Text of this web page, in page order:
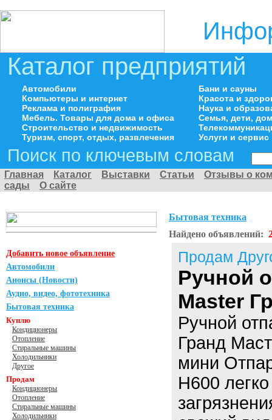
Каталог предприятий
Автомобили
Компьютеры и интернет
Реклама и полиграфия
Мебель. Товары для дома и офиса
Строительство и недвижимость
Туризм, спорт, отдых, развлечения
Бани и сауны
Красота и
Наука и
Семья, дети,
Услуги и сервис
Поиск по ключевым словам
Главная Каталог Выставки Статьи
Отзывы о
сады
О сайте
Добавить новое объявление
Автомобили
Анонсы (Новости)
Аудио, видео, фототехника
Бытовая техника
Куплю
Кондиционеры
Отопление
Стиральные машины
Холодильники
Другое
Продам
Кондиционеры
Отопление
Стиральные машины
Холодильники
Бытовая техника
Найдено объявлений:
Продам
Ручной
Master
Ручной
Гранд
мини
H600